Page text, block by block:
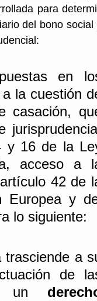
para
del bono social
en
la cuestión
casación,
y 16 de la
acceso a
42 de
Europea y
lo siguiente:
trasciende a
de
un